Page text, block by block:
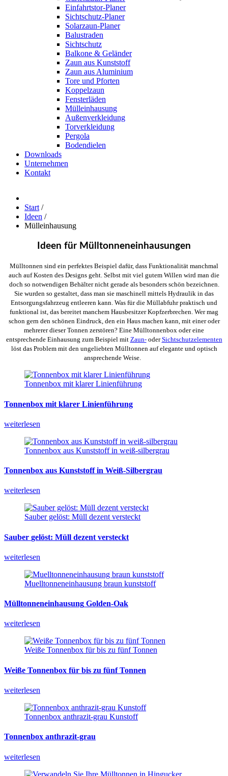
Einfahrtstor-Planer
Sichtschutz-Planer
Solarzaun-Planer
Balustraden
Sichtschutz
Balkone & Geländer
Zaun aus Kunststoff
Zaun aus Aluminium
Tore und Pforten
Koppelzaun
Fensterläden
Mülleinhausung
Außenverkleidung
Torverkleidung
Pergola
Bodendielen
Downloads
Unternehmen
Kontakt
Start /
Ideen /
Mülleinhausung
Ideen für Mülltonneneinhausungen
Mülltonnen sind ein perfektes Beispiel dafür, dass Funktionalität manchmal
auch auf Kosten des Designs geht. Selbst mit viel gutem Willen wird man die
doch so notwendigen Behälter nicht gerade als besonders schön bezeichnen.
Sie wurden so gestaltet, dass man sie maschinell mittels Hydraulik in das
Entsorgungsfahrzeug entleeren kann. Was für die Müllabfuhr praktisch und
funktional ist, das bereitet manchem Hausbesitzer Kopfzerbrechen. Wer mag
schon gern den schönen Eindruck, den ein Haus machen kann, mit einer oder
mehrerer dieser Tonnen zerstören? Eine Mülltonnenbox oder eine
entsprechende Einhausung zum Beispiel mit Zaun-oderSichtschutzelementen
löst das Problem mit den ungeliebten Mülltonnen auf elegante und optisch
ansprechende Weise.
Tonnenbox mit klarer Linienführung
Tonnenbox mit klarer Linienführung
weiterlesen
Tonnenbox aus Kunststoff in weiß-silbergrau
Tonnenbox aus Kunststoff in Weiß-Silbergrau
weiterlesen
Sauber gelöst: Müll dezent versteckt
Sauber gelöst: Müll dezent versteckt
weiterlesen
Muelltonneneinhausung braun kunststoff
Mülltonneneinhausung Golden-Oak
weiterlesen
Weiße Tonnenbox für bis zu fünf Tonnen
Weiße Tonnenbox für bis zu fünf Tonnen
weiterlesen
Tonnenbox anthrazit-grau Kunstoff
Tonnenbox anthrazit-grau
weiterlesen